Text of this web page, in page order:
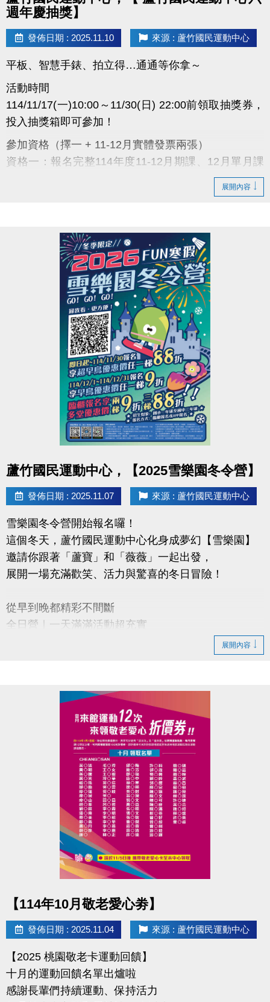
面！
週年慶抽獎】
發佈日期 : 2025.11.10 來源 : 蘆竹國民運動中心
蘆
竹
民
運
動
中
心
六
年
慶
抽
獎
平板、智慧手錶、拍立得…通通等你拿～
活動時間
114/11/17(一)10:00～11/30(日) 22:00前領取抽獎券，
投入抽獎箱即可參加！
參加資格（擇一 + 11-12月實體發票兩張）
資格一：報名完整114年度11-12月期課、12月單月課
資格二：114年11月份購買優待券、月會員卡、季會員
11月份蘆運消費發票，單筆總金額超過$800。(泳裝販
賣部與兒童體適能之消費不參與此活動)
得獎公告：12/2(二)
領獎期限：12/14(日)前（逾期視同放棄）
多門課＝多張抽獎券，更有機會拿到好禮
詳情請見DM，快來蘆運動起來，把好禮帶回家！
#蘆竹國民運動中心 #六週年慶 #運動最有禮 #好禮活
展開內容
蘆竹國民運動中心，【2025雪樂園冬令營】
發佈日期 : 2025.11.07 來源 : 蘆竹國民運動中心
雪樂園冬令營開始報名囉！
這個冬天，蘆竹國民運動中心化身成夢幻【雪樂園】
邀請你跟著「蘆寶」和「薇薇」一起出發，
展開一場充滿歡笑、活力與驚喜的冬日冒險！
從早到晚都精彩不間斷
全日營｜一天滿滿活動超充實
單項營｜羽球、桌球、籃球、壁球、匹克球、游泳項
即日起～114/11/30(日)前報名任一梯 88 折
114/12/1(一)～12/31(三) 報名任一梯 9 折
【加碼優惠】
臨櫃報名享多堂優惠，兩梯享 9 折、三梯享 88 折優惠
地點｜蘆竹國民運動中心
球館專線｜03-263-9066 #115、116
快來和蘆寶、薇薇一起在雪樂園裡開心奔跑、勇敢挑
戰、創造回憶吧！
薇 #暖冬冒險
展開內容
【114年10月敬老愛心劵】
發佈日期 : 2025.11.04 來源 : 蘆竹國民運動中心
【2025 桃園敬老卡運動回饋】
十月的運動回饋名單出爐啦
感謝長輩們持續運動、保持活力